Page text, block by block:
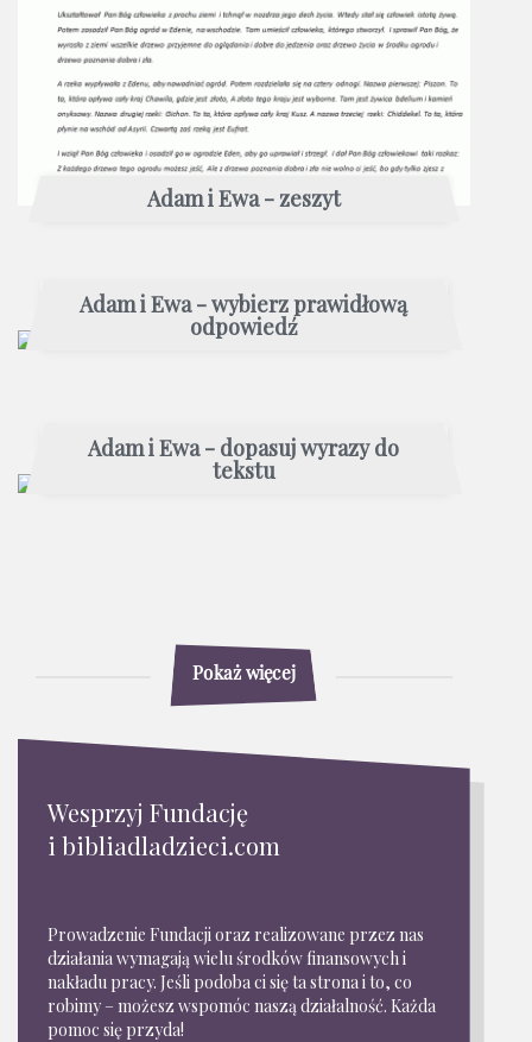
Adam i Ewa - zeszyt
Adam i Ewa - wybierz prawidłową
odpowiedź
Adam i Ewa - dopasuj wyrazy do
tekstu
Pokaż więcej
Wesprzyj Fundację
i bibliadladzieci.com
Prowadzenie Fundacji oraz realizowane przez nas
działania wymagają wielu środków finansowych i
nakładu pracy. Jeśli podoba ci się ta strona i to, co
robimy – możesz wspomóc naszą działalność. Każda
pomoc się przyda!